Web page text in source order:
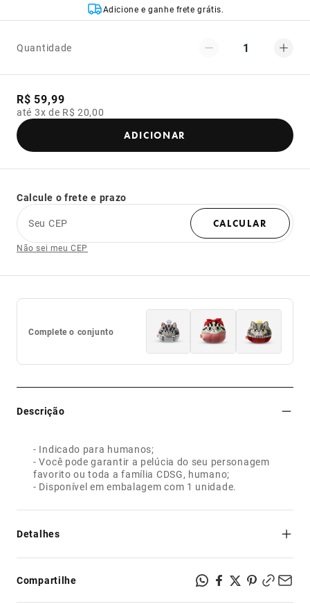
Adicione e ganhe frete grátis.
Quantidade 1
R$ 59,99
até 3x de R$ 20,00
ADICIONAR
Calcule o frete e prazo
Seu CEP
CALCULAR
Não sei meu CEP
Complete o conjunto
Descrição
- Indicado para humanos;
- Você pode garantir a pelúcia do seu personagem
favorito ou toda a família CDSG, humano;
- Disponível em embalagem com 1 unidade.
Detalhes
Compartilhe